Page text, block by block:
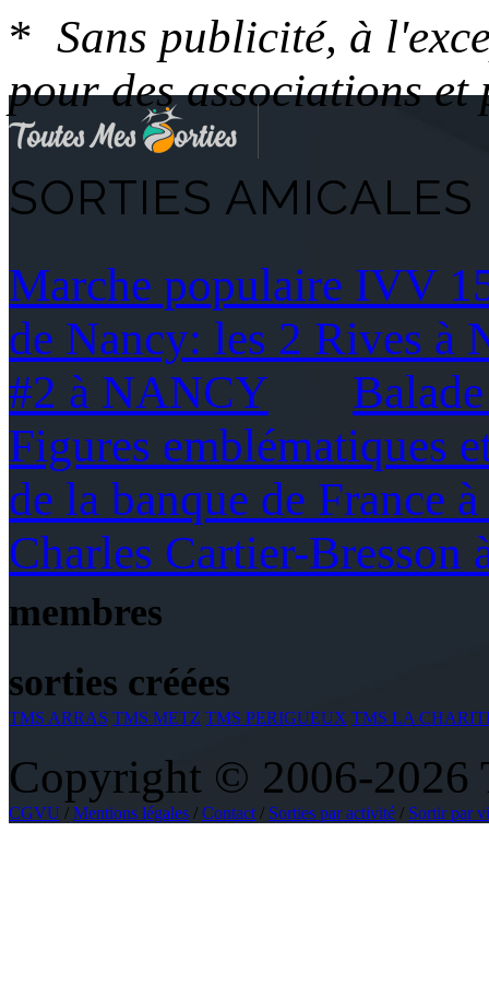
* Sans publicité, à
pour des associations et
SORTIES
Marche populaire IVV
de Nancy: les 2 Rives à
#2 à NANCY
Figures emblématiques
de la banque de France
Charles Cartier-Bresson
membres
sorties créées
TMS ARRAS TMS METZ TMS PERIGUEUX TMS LA
Copyright © 2006-2026
CGVU / Mentions légales / Contact / Sorties par activité / Sortir par